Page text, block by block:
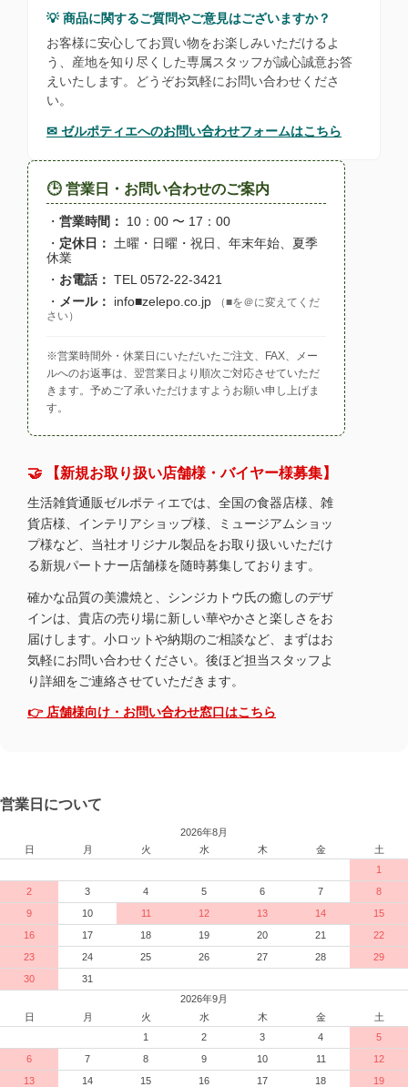
💡 商品に関するご質問やご意見はございますか？
お客様に安心してお買い物をお楽しみいただけるよ
う、産地を知り尽くした専属スタッフが誠心誠意お答
えいたします。どうぞお気軽にお問い合わせくださ
い。
✉ ゼルポティエへのお問い合わせフォームはこちら
🕒 営業日・お問い合わせのご案内
・ 営業時間：
10：00 〜 17：00
・ 定休日：
土曜・日曜・祝日、年末年始、夏季
休業
・ お電話： TEL 0572-22-3421
・ メール： info■zelepo.co.jp
（■を＠に変えてくだ
さい）
※営業時間外・休業日にいただいたご注文、FAX、メー
ルへのお返事は、翌営業日より順次ご対応させていただ
きます。予めご了承いただけますようお願い申し上げま
す。
🤝 【新規お取り扱い店舗様・バイヤー様募集】
生活雑貨通販ゼルポティエでは、全国の食器店様、雑
貨店様、インテリアショップ様、ミュージアムショッ
プ様など、当社オリジナル製品をお取り扱いいただけ
る新規パートナー店舗様を随時募集しております。
確かな品質の美濃焼と、シンジカトウ氏の癒しのデザ
インは、貴店の売り場に新しい華やかさと楽しさをお
届けします。小ロットや納期のご相談など、まずはお
気軽にお問い合わせください。後ほど担当スタッフよ
り詳細をご連絡させていただきます。
👉 店舗様向け・お問い合わせ窓口はこちら
営業日について
2026年8月
日
月 火 水 木 金
土
1
2
3 4 5 6 7
8
9
10 11 12 13 14
15
16
17 18 19 20 21
22
23
24 25 26 27 28
29
30
31
2026年9月
日
月 火 水 木 金
土
1
2 3 4
5
6
7 8 9 10 11
12
13
14 15 16 17 18
19